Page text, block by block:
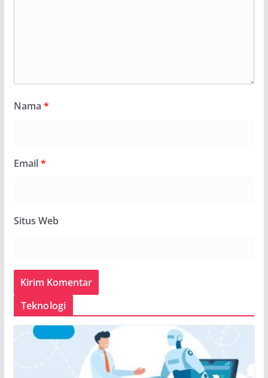
Nama *
Email*
Situs Web
Teknologi